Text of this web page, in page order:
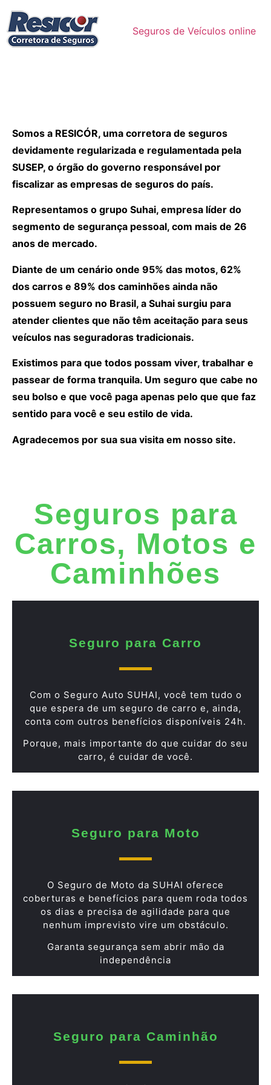
Seguros de Veículos online
Somos a RESICÓR, uma corretora de seguros
devidamente regularizada e regulamentada pela
SUSEP, o órgão do governo responsável por
fiscalizar as empresas de seguros do país.
Representamos o grupo Suhai, empresa líder do
segmento de segurança pessoal, com mais de 26
anos de mercado.
Diante de um cenário onde 95% das motos, 62%
dos carros e 89% dos caminhões ainda não
possuem seguro no Brasil, a Suhai surgiu para
atender clientes que não têm aceitação para seus
veículos nas seguradoras tradicionais.
Existimos para que todos possam viver, trabalhar e
passear de forma tranquila. Um seguro que cabe no
seu bolso e que você paga apenas pelo que que faz
sentido para você e seu estilo de vida.
Agradecemos por sua sua visita em nosso site.
Seguros para
Carros, Motos e
Caminhões
Seguro para Carro
Com o Seguro Auto SUHAI, você tem tudo o
que espera de um seguro de carro e, ainda,
conta com outros benefícios disponíveis 24h.
Porque, mais importante do que cuidar do seu
carro, é cuidar de você.
Seguro para Moto
O Seguro de Moto da SUHAI oferece
coberturas e benefícios para quem roda todos
os dias e precisa de agilidade para que
nenhum imprevisto vire um obstáculo.
Garanta segurança sem abrir mão da
independência
Seguro para Caminhão